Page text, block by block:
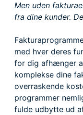
Men uden
fra dine kunder.
med hver deres
for dig afhænger
komplekse dine
overraskende
programmer
fulde udbytte ud